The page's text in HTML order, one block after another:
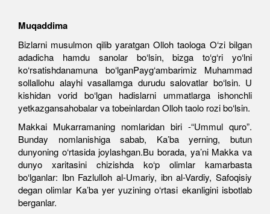
Muqaddima
Bizlarni musulmon qilib yaratgan Olloh taologa O‘zi bilgan
adadicha hamdu sanolar bo‘lsin, bizga to‘g‘ri yo‘lni
ko‘rsatishdanamuna bo‘lganPayg‘ambarimiz Muhammad
sollallohu alayhi vasallamga durudu salovatlar bo‘lsin. U
kishidan vorid bo‘lgan hadislarni ummatlarga ishonchli
yetkazgansahobalar va tobeinlardan Olloh taolo rozi bo‘lsin.
Makkai Mukarramaning nomlaridan biri -“Ummul quro”.
Bunday nomlanishiga sabab, Ka’ba yerning, butun
dunyoning o‘rtasida joylashgan.Bu borada, ya’ni Makka va
dunyo xaritasini chizishda ko‘p olimlar kamarbasta
bo‘lganlar: Ibn Fazlulloh al-Umariy, ibn al-Vardiy, Safoqisiy
degan olimlar Ka’ba yer yuzining o‘rtasi ekanligini isbotlab
berganlar.